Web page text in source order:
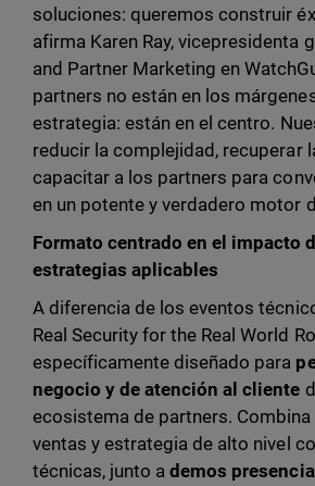
soluciones: queremos construir
afirma Karen Ray, vicepresidenta
and Partner Marketing en
partners no están en los
estrategia: están en el centro.
reducir la complejidad, recuperar
capacitar a los partners para
en un potente y verdadero motor
Formato centrado en el impacto
estrategias aplicables
A diferencia de los eventos
Real Security for the Real World
específicamente diseñado para
negocio y de atención al cliente
ecosistema de partners.
ventas y estrategia de alto nivel
técnicas, junto ademos